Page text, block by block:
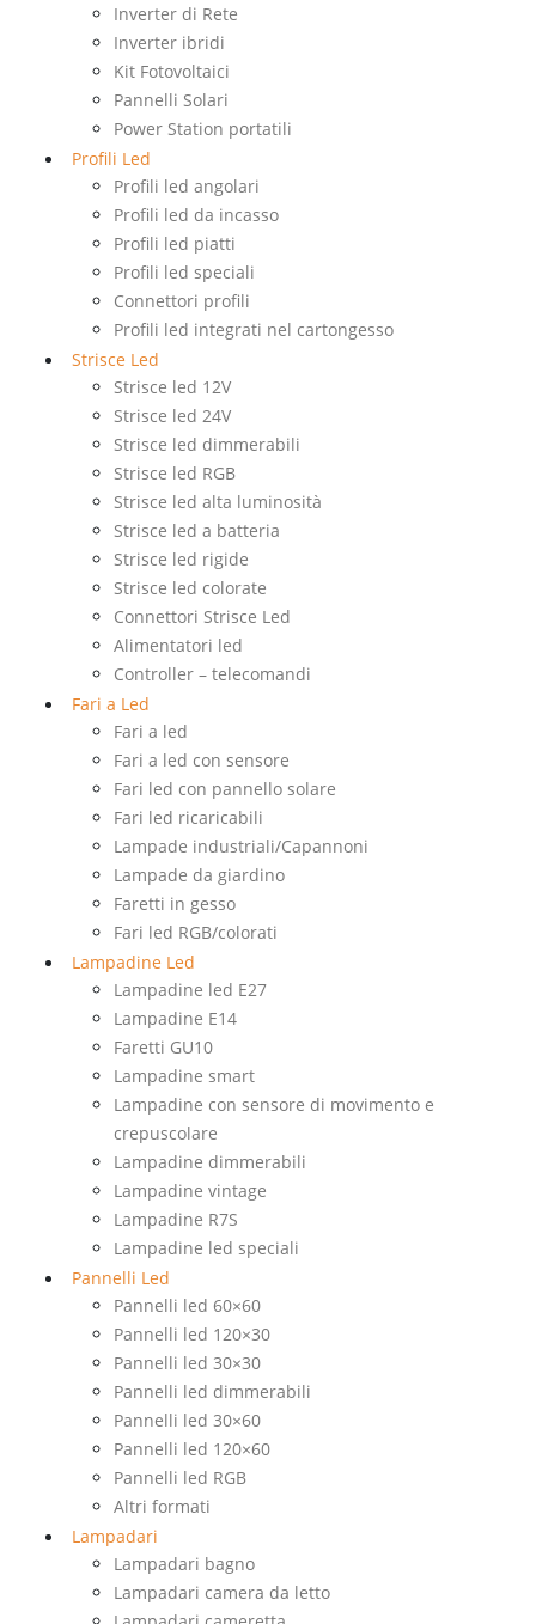
Inverter di Rete
Inverter ibridi
Kit Fotovoltaici
Pannelli Solari
Power Station portatili
Profili Led
Profili led angolari
Profili led da incasso
Profili led piatti
Profili led speciali
Connettori profili
Profili led integrati nel cartongesso
Strisce Led
Strisce led 12V
Strisce led 24V
Strisce led dimmerabili
Strisce led RGB
Strisce led alta luminosità
Strisce led a batteria
Strisce led rigide
Strisce led colorate
Connettori Strisce Led
Alimentatori led
Controller – telecomandi
Fari a Led
Fari a led
Fari a led con sensore
Fari led con pannello solare
Fari led ricaricabili
Lampade industriali/Capannoni
Lampade da giardino
Faretti in gesso
Fari led RGB/colorati
Lampadine Led
Lampadine led E27
Lampadine E14
Faretti GU10
Lampadine smart
Lampadine con sensore di movimento e
crepuscolare
Lampadine dimmerabili
Lampadine vintage
Lampadine R7S
Lampadine led speciali
Pannelli Led
Pannelli led 60×60
Pannelli led 120×30
Pannelli led 30×30
Pannelli led dimmerabili
Pannelli led 30×60
Pannelli led 120×60
Pannelli led RGB
Altri formati
Lampadari
Lampadari bagno
Lampadari camera da letto